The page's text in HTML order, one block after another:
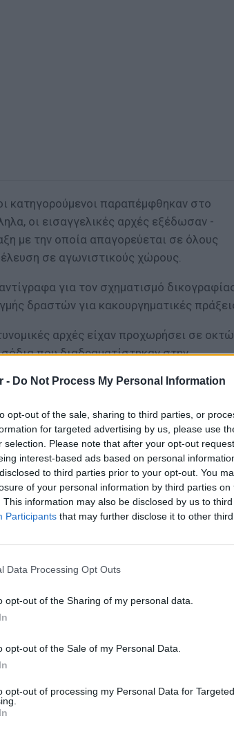
- Do Not Process My Personal Information
opt-out of the sale, sharing to third parties, or
for targeted advertising by us, please use
selection. Please note that after your opt-out
interest-based ads based on personal
to third parties prior to your opt-out. You
of your personal information by third parties on
This information may also be disclosed by us to
Participants that may further disclose it to other third
Data Processing Opt Outs
opt-out of the Sharing of my personal data.
opt-out of the Sale of my Personal Data.
opt-out of processing my Personal Data for Targeted
κατηγορούμενοι παραπέμφθηκαν στο
οι εισαγγελικές αρχές εξέδωσαν -
με την οποία απαγορεύεται σε όλους
σε αγωνιστικούς χώρους.
για τον σχηματισμό
δραστών για κακουργηματικές
αρχές είχαν προχωρήσει σε οκτώ
που διαδραματίστηκαν στην
τον Ολυμπιακό στο ΟΑΚΑ και ευθύνονται
70ο λεπτό.
ΔΙΑΦΗΜΙΣΗ
στο Google News και μάθετε πρώτοι
στηνροή ειδήσεωντου E-Daily.gr
και στο Instagram